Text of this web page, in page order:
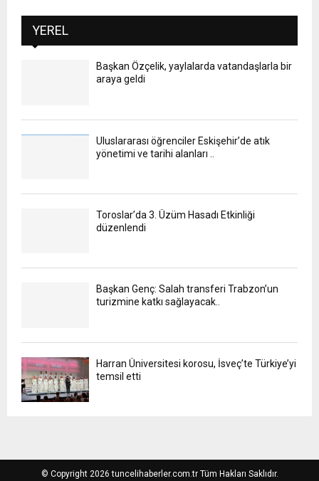
YEREL
Başkan Özçelik, yaylalarda vatandaşlarla bir
araya geldi
Uluslararası öğrenciler Eskişehir’de atık
yönetimi ve tarihi alanları ..
Toroslar’da 3. Üzüm Hasadı Etkinliği
düzenlendi
Başkan Genç: Salah transferi Trabzon’un
turizmine katkı sağlayacak..
Harran Üniversitesi korosu, İsveç’te Türkiye’yi
temsil etti
© Copyright 2026 tuncelihaberler.com.tr Tüm Hakları Saklıdır.